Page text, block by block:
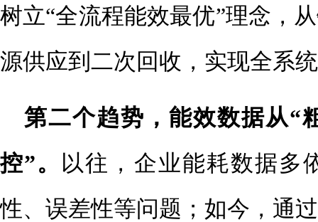
树立“全流程能效最优”理念，
源供应到二次回收，实现全系
第二个趋势，能效数据从“
控”。
以往，企业能耗数据多
性、误差性等问题；如今，通